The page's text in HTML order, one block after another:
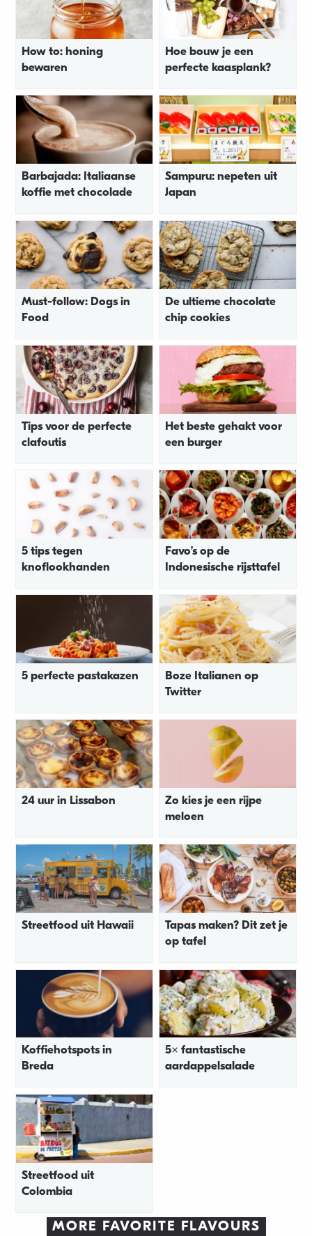
How to: honing
bewaren
Hoe bouw je een
perfecte kaasplank?
Barbajada: Italiaanse
koffie met chocolade
Sampuru: nepeten uit
Japan
Must-follow: Dogs in
Food
De ultieme chocolate
chip cookies
Tips voor de perfecte
clafoutis
Het beste gehakt voor
een burger
5 tips tegen
knoflookhanden
Favo’s op de
Indonesische rijsttafel
5 perfecte pastakazen
Boze Italianen op
Twitter
24 uur in Lissabon
Zo kies je een rijpe
meloen
Streetfood uit Hawaii
Tapas maken? Dit zet je
op tafel
Koffiehotspots in
Breda
5x fantastische
aardappelsalade
Streetfood uit
Colombia
MORE FAVORITE FLAVOURS